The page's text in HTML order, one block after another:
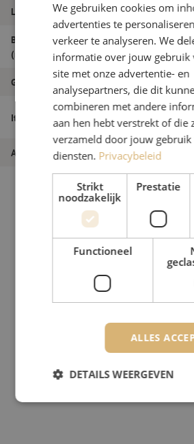
Lengte 70m
Buitendiameter
(mm)
1.8
Grade
Itemnaam
Patchkabel duplex
1.8mm, 70m
Artikelnummer M20000754
We gebruiken cookies om
advertenties te
verkeer te analyseren. We
informatie over jouw gebruik
site met onze advertentie- en
analysepartners, die dit
combineren met andere
aan hen hebt verstrekt of die
verzameld door jouw gebruik
diensten. Privacybeleid
Strikt
noodzakelijk
Prestatie
Functioneel
ALLES
DETAILS WEERGEVEN